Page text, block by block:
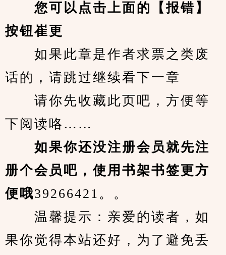
您可以点击上面的【报错】
按钮崔更
如果此章是作者求票之类废
话的，请跳过继续看下一章
请你先收藏此页吧，方便等
下阅读咯……
如果你还没注册会员就先注
册个会员吧，使用书架书签更方
便哦39266421。。
温馨提示：亲爱的读者，如
果你觉得本站还好，为了避免丢